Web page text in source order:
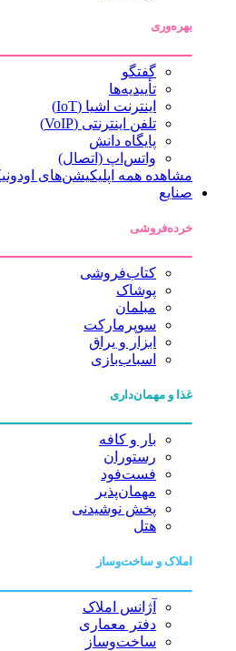
بهره‌وری
گفتگو
تأییدیه‌ها
اینترنت اشیا (IoT)
تلفن اینترنتی (VoIP)
پایگاه دانش
واتس‌اپ (اتصال)
مشاهده همه اپلیکیشن‌های
صنایع
خرده‌فروشی
کتاب‌فروشی
پوشاک
مبلمان
سوپرمارکت
ابزار و یراق
اسباب‌بازی
غذا و مهمان‌داری
بار و کافه
رستوران
فست‌فود
مهمان‌پذیر
پخش نوشیدنی
هتل
املاک و ساخت‌وساز
آژانس املاک
دفتر معماری
ساخت‌وساز